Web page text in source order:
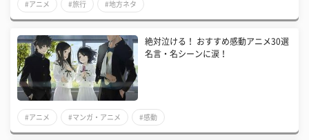
#アニメ #旅行 #地方ネタ
絶対泣ける！ おすすめ感動アニメ30選
名言・名シーンに涙！
#アニメ #マンガ・アニメ #感動